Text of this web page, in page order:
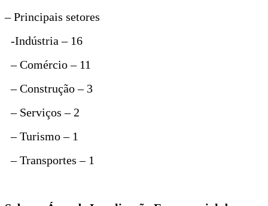
– Principais setores
-Indústria – 16
– Comércio – 11
– Construção – 3
– Serviços – 2
– Turismo – 1
– Transportes – 1